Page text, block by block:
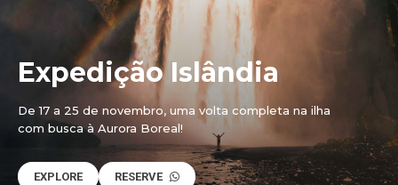
Expedição Islândia
De 17 a 25 de novembro, uma volta completa na ilha
com busca à Aurora Boreal!
EXPLORE RESERVE